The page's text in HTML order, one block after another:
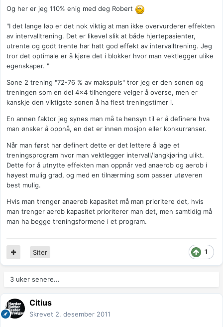
Og her er jeg 110% enig med deg Robert
"I det lange løp er det nok viktig at man ikke overvurderer effekten
av intervalltrening. Det er likevel slik at både hjertepasienter,
utrente og godt trente har hatt god effekt av intervalltrening. Jeg
tror det optimale er å kjøre det i blokker hvor man vektlegger ulike
egenskaper. "
Sone 2 trening "72-76 % av makspuls" tror jeg er den sonen og
treningen som en del 4x4 tilhengere velger å overse, men er
kanskje den viktigste sonen å ha flest treningstimer i.
En annen faktor jeg synes man må ta hensyn til er å definere hva
man ønsker å oppnå, en det er innen mosjon eller konkurranser.
Når man først har definert dette er det lettere å lage et
treningsprogram hvor man vektlegger intervall/langkjøring ulikt.
Dette for å utnytte effekten man oppnår ved anaerob og aerob i
høyest mulig grad, og med en tilnærming som passer utøveren
best mulig.
Hvis man trenger anaerob kapasitet må man prioritere det, hvis
man trenger aerob kapasitet prioriterer man det, men samtidig må
man ha begge treningsformene i et program.
1
Siter
3 uker senere...
Citius
Skrevet 2. desember 2011